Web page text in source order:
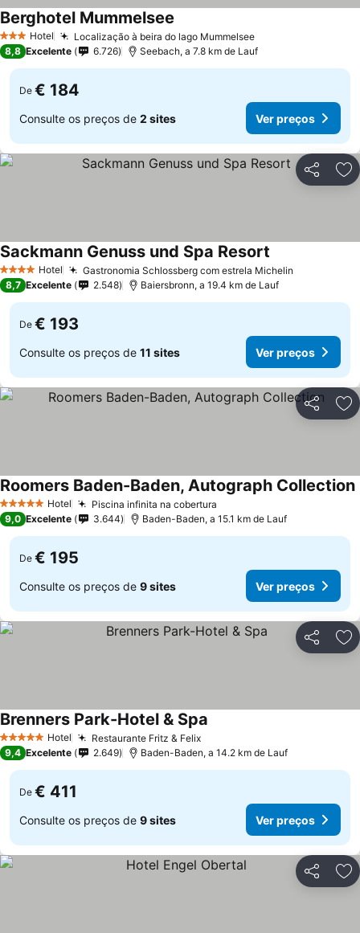
3 EstrelasHotel Localização à beira do lago Mummelsee
Berghotel Mummelsee
8,8 Excelente 6.726 Seebach, a 7.8 km de Lauf
De € 184
Consulte os preços de 2 sites Ver preços
Partilhar
4 EstrelasHotel Gastronomia Schlossberg com estrela Michelin
Sackmann Genuss und Spa Resort
8,7 Excelente 2.548 Baiersbronn, a 19.4 km de Lauf
De € 193
Consulte os preços de 11 sites Ver preços
Partilhar
5 Estrelas Hotel Piscina infinita na cobertura
Roomers Baden-Baden, Autograph Collection
9,0 Excelente 3.644 Baden-Baden, a 15.1 km de Lauf
De € 195
Consulte os preços de 9 sites Ver preços
Partilhar
5 Estrelas Hotel Restaurante Fritz & Felix
Brenners Park-Hotel & Spa
9,4 Excelente 2.649 Baden-Baden, a 14.2 km de Lauf
De € 411
Consulte os preços de 9 sites Ver preços
Partilhar